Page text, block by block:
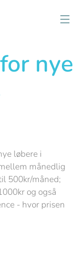
nye
løbere i
månedlig
500kr/måned;
og også
- hvor prisen